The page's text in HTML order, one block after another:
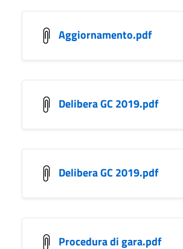
Aggiornamento.pdf
Delibera GC 2019.pdf
Delibera GC 2019.pdf
Procedura di gara.pdf